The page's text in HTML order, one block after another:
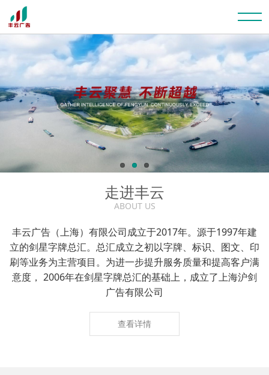
走进丰云
ABOUT US
丰云广告（上海）有限公司成立于2017年。源于1997年建
立的剑星字牌总汇。总汇成立之初以字牌、标识、图文、印
刷等业务为主营项目。为进一步提升服务质量和提高客户满
意度， 2006年在剑星字牌总汇的基础上，成立了上海沪剑
广告有限公司
查看详情